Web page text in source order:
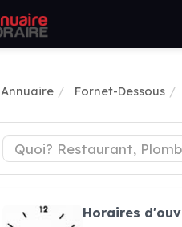
Annuaire Fornet-Dessous
Horaires